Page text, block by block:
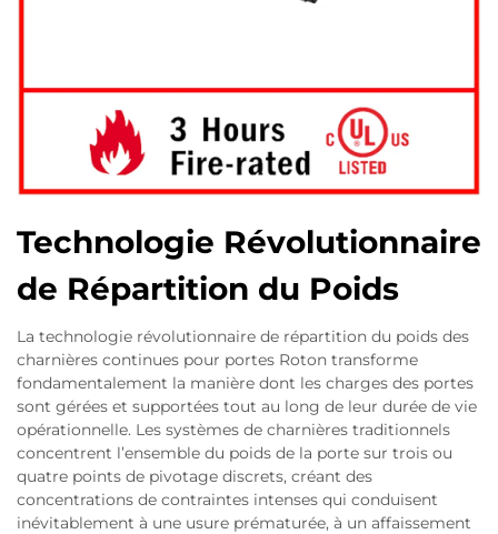
Technologie Révolutionnaire
de Répartition du Poids
La technologie révolutionnaire de répartition du poids des
charnières continues pour portes Roton transforme
fondamentalement la manière dont les charges des portes
sont gérées et supportées tout au long de leur durée de vie
opérationnelle. Les systèmes de charnières traditionnels
concentrent l’ensemble du poids de la porte sur trois ou
quatre points de pivotage discrets, créant des
concentrations de contraintes intenses qui conduisent
inévitablement à une usure prématurée, à un affaissement